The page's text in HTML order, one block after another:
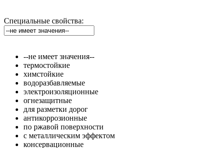
Специальные свойства:
--не имеет значения--
термостойкие
химстойкие
водоразбавляемые
электроизоляционные
огнезащитные
для разметки дорог
антикоррозионные
по ржавой поверхности
с металлическим эффектом
консервационные